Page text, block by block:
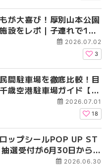
が大喜び！厚別山本公園
設をレポ｜子連れで1日
2026.07.02
3
間駐車場を徹底比較！目
歳空港駐車場ガイド【保
2026.07.01
18
ップシールPOP UP ST
選受付が6月30日から
約方法・注意点まとめ2026.06.30